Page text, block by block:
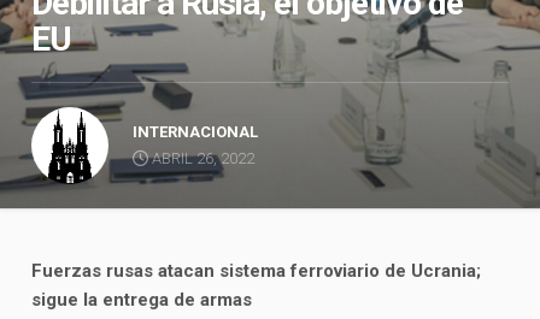
EU
INTERNACIONAL
ABRIL 26, 2022
Fuerzas rusas atacan sistema ferroviario de Ucrania;
sigue la entrega de armas